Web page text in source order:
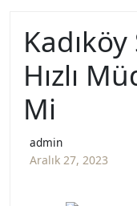
Hızlı
Mi
admin
Aralık 27, 2023